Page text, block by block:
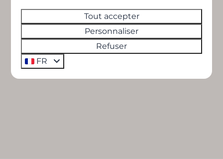
Tout accepter
Personnaliser
Refuser
FR